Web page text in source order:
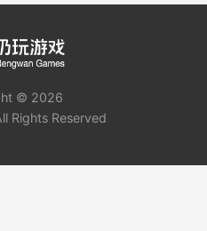
© 2026
Rights Reserved